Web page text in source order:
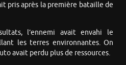
pris après la première bataille de
l’ennemi avait envahi le
les terres environnantes. On
avait perdu plus de ressources.